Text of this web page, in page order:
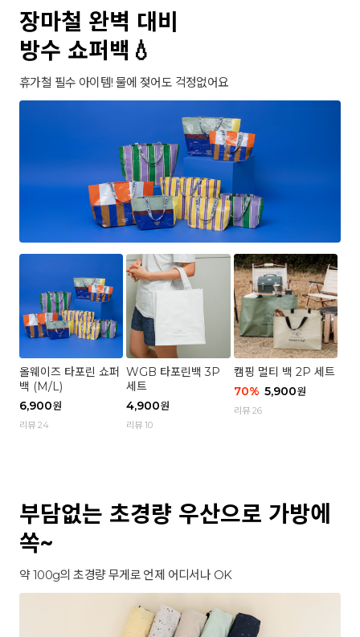
장마철 완벽 대비
방수 쇼퍼백💧
휴가철 필수 아이템! 물에 젖어도 걱정없어요
올웨이즈 타포린 쇼퍼
백 (M/L)
6,900원
리뷰 24
WGB 타포린백 3P
세트
4,900원
리뷰 10
캠핑 멀티 백 2P 세트
70% 5,900원
리뷰 26
부담없는 초경량 우산으로 가방에
쏙~
약 100g의 초경량 무게로 언제 어디서나 OK